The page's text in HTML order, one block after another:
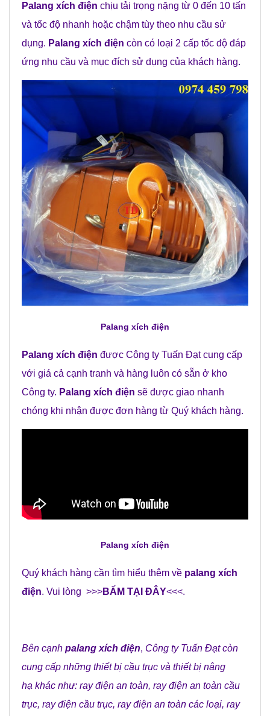
Palang xích điện chịu tải trọng nặng từ 0 đến 10 tấn
và tốc độ nhanh hoặc chậm tùy theo nhu cầu sử
dụng. Palang xích điện còn có loại 2 cấp tốc độ đáp
ứng nhu cầu và mục đích sử dụng của khách hàng.
Palang xích điện
Palang xích điện được Công ty Tuấn Đạt cung cấp
với giá cả cạnh tranh và hàng luôn có sẵn ở kho
Công ty. Palang xích điện sẽ được giao nhanh
chóng khi nhận được đơn hàng từ Quý khách hàng.
Palang xích điện
Quý khách hàng cần tìm hiểu thêm về palang xích
điện. Vui lòng >>>BẤM TẠI ĐÂY<<<.
Bên cạnh palang xích điện, Công ty Tuấn Đạtcòn
cung cấp những thiết bị cầu trục và thiết bị nâng
hạ khác như: ray điện an toàn, ray điện an toàn cầu
trục, ray điện cầu trục, ray điện an toàn các loại, ray